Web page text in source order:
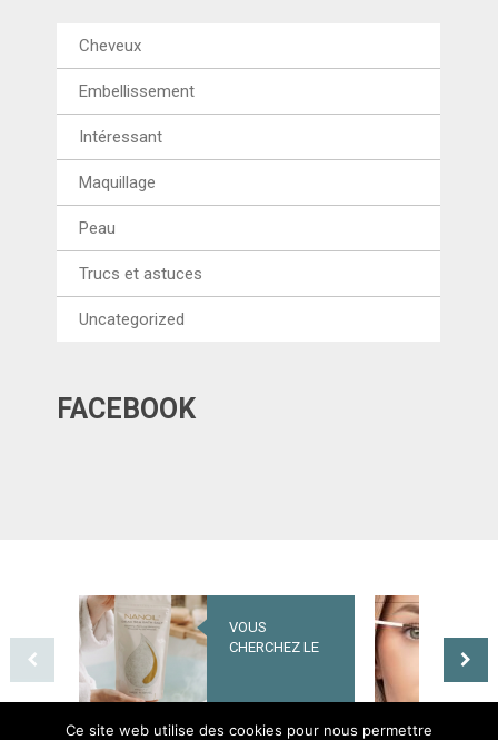
Cheveux
Embellissement
Intéressant
Maquillage
Peau
Trucs et astuces
Uncategorized
FACEBOOK
VOUS
CHERCHEZ LE
SAINE ? OPTEZ
POUR NANOIL
UNE NOUVELLE
ÈRE POUR LES
SOINS DES
– QUELS SONT
LES EFFETS DU
NANOLASH
Ce site web utilise des cookies pour nous permettre